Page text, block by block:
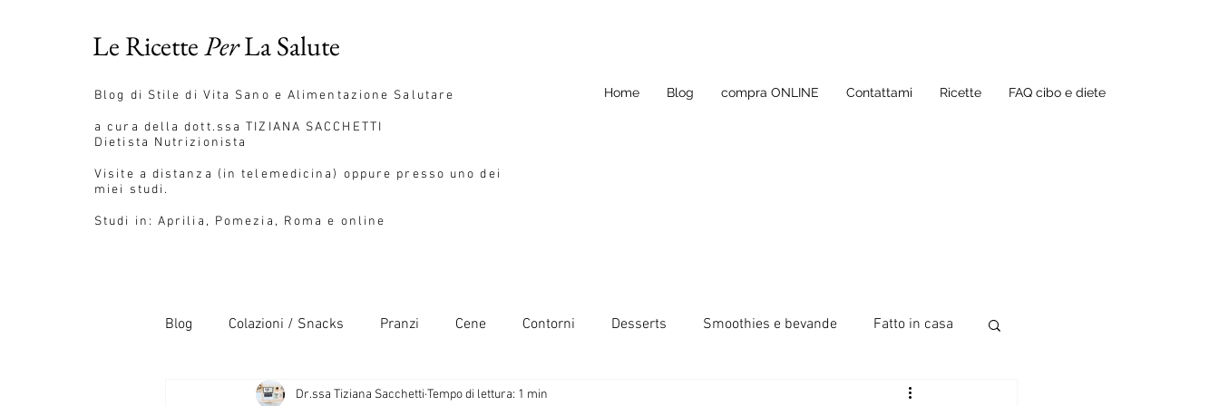
Le RicettePerLa Salute
Blog di Stile di Vita Sano e Alimentazione Salutare
a cura della dott.ssaTIZIANA SACCHETTI
Dietista Nutrizionista
Visite a distanza (in telemedicina) oppure presso uno dei
miei studi.
Studi in: Aprilia, Pomezia, Roma e online
Home Blog compra ONLINE Contattami Ricette FAQ cibo e diete
Blog Colazioni / Snacks Pranzi Cene Contorni Desserts Smoothies e bevande Fatto in casa
Pane / Pizza / Pasta Salse da condimento Si può congelare
Dr.ssa Tiziana Sacchetti Tempo di lettura: 1 min